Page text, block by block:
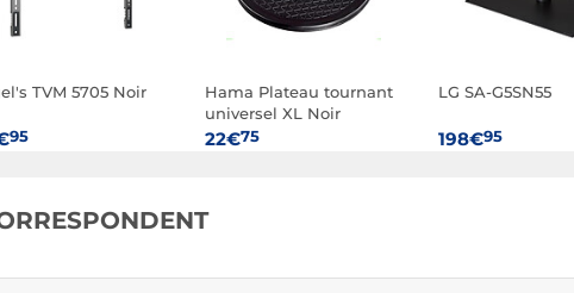
TVM 5705 Noir
95
Hama Plateau tournant
universel XL Noir
22€75
LG SA-G5SN55
198€95